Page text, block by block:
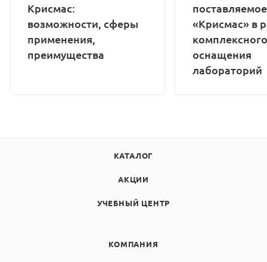
Время прогрева,
мин, не более
60
Время
срабатывания
1
прибора, лет, не
10
5
Крисмас:
возможности, сферы
применения,
преимущества
«Крисмас» в
комплексного
оснащения
лабораторий
КАТАЛОГ
АКЦИИ
УЧЕБНЫЙ ЦЕНТР
КОМПАНИЯ